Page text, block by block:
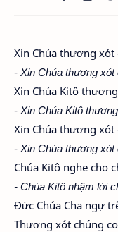
Xin Chúa thương xót
- Xin Chúa thương xót
Xin Chúa Kitô
- Xin Chúa Kitô
Xin Chúa thương xót
- Xin Chúa thương xót
Chúa Kitô nghe cho
- Chúa Kitô nhậm lời
Đức Chúa Cha ngự
Thương xót chúng